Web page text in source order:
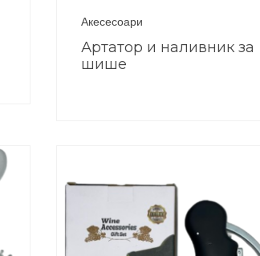
Акесесоари
Артатор и наливник за
шише